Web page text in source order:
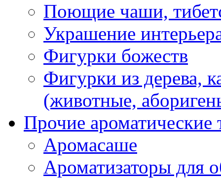
Поющие чаши,
Украшение
Фигурки божеств
Фигурки из дерева,
(животные,
Прочие ароматические
Аромасаше
Ароматизаторы для